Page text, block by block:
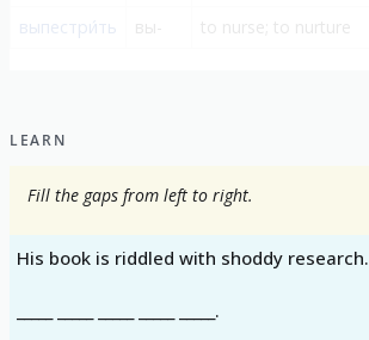
выпестри́ть
LEARN
Fill the gaps from left to right.
His book is riddled with shoddy research.
_____ _____ _____ _____ _____.